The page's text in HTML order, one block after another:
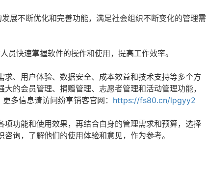
展不断优化和完善功能，满足社会组织不断变化的管理需
员快速掌握软件的操作和使用，提高工作效率。
、用户体验、数据安全、成本效益和技术支持等多个方
的会员管理、捐赠管理、志愿者管理和活动管理功能，
多信息请访问纷享销客官网： https://fs80.cn/lpgyy2
功能和使用效果，再结合自身的管理需求和预算，选择
询，了解他们的使用体验和意见，作为参考。